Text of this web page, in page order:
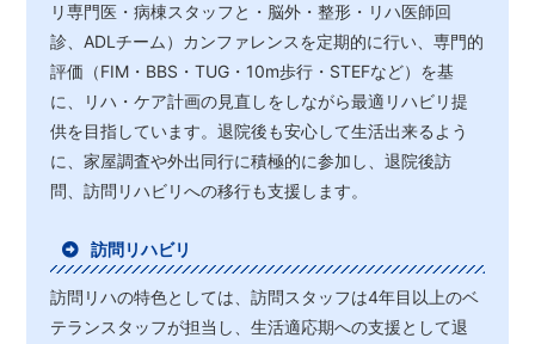
リ専門医・病棟スタッフと・脳外・整形・リハ医師回
診、ADLチーム）カンファレンスを定期的に行い、専門的
評価（FIM・BBS・TUG・10m歩行・STEFなど）を基
に、リハ・ケア計画の見直しをしながら最適リハビリ提
供を目指しています。退院後も安心して生活出来るよう
に、家屋調査や外出同行に積極的に参加し、退院後訪
問、訪問リハビリへの移行も支援します。
訪問リハビリ
訪問リハの特色としては、訪問スタッフは4年目以上のベ
テランスタッフが担当し、生活適応期への支援として退